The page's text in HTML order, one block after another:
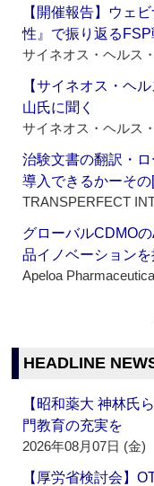
【開催報告】ウェ
性』で振り返るFSP
サイネオス・ヘルス
【サイネオス・ヘ
山氏に聞く
サイネオス・ヘルス
治験文書の翻訳・
導入できるかーその
TRANSPERFECT
グローバルCDMO
品イノベーションを
Apeloa
HEADLINE
【昭和薬大 神林氏
門教育の充実を
2026年08月07日 (金)
【厚労省検討会】